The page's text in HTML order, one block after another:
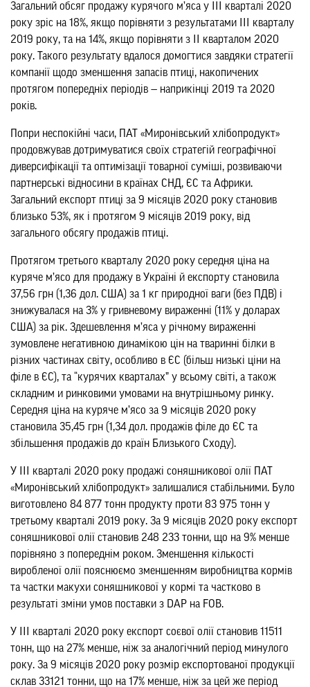
Загальний обсяг продажу курячого м’яса у ІІІ кварталі 2020
року зріс на 18%, якщо порівняти з результатами ІІІ кварталу
2019 року, та на 14%, якщо порівняти з ІІ кварталом 2020
року. Такого результату вдалося домогтися завдяки стратегії
компанії щодо зменшення запасів птиці, накопичених
протягом попередніх періодів — наприкінці 2019 та 2020
років.
Попри неспокійні часи, ПАТ «Миронівський хлібопродукт»
продовжував дотримуватися своїх стратегій географічної
диверсифікації та оптимізації товарної суміші, розвиваючи
партнерські відносини в країнах СНД, ЄС та Африки.
Загальний експорт птиці за 9 місяців 2020 року становив
близько 53%, як і протягом 9 місяців 2019 року, від
загального обсягу продажів птиці.
Протягом третього кварталу 2020 року середня ціна на
куряче м’ясо для продажу в Україні й експорту становила
37,56 грн (1,36 дол. США) за 1 кг природної ваги (без ПДВ) і
знижувалася на 3% у гривневому вираженні (11% у доларах
США) за рік. Здешевлення м’яса у річному вираженні
зумовлене негативною динамікою цін на тваринні білки в
різних частинах світу, особливо в ЄС (більш низькі ціни на
філе в ЄС), та “курячих кварталах” у всьому світі, а також
складним и ринковими умовами на внутрішньому ринку.
Середня ціна на куряче м’ясо за 9 місяців 2020 року
становила 35,45 грн (1,34 дол. продажів філе до ЄС та
збільшення продажів до країн Близького Сходу).
У ІІІ кварталі 2020 року продажі соняшникової олії ПАТ
«Миронівський хлібопродукт» залишалися стабільними. Було
виготовлено 84 877 тонн продукту проти 83 975 тонн у
третьому кварталі 2019 року. За 9 місяців 2020 року експорт
соняшникової олії становив 248 233 тонни, що на 9% менше
порівняно з попереднім роком. Зменшення кількості
виробленої олії пояснюємо зменшенням виробництва кормів
та частки макухи соняшникової у кормі та частково в
результаті зміни умов поставки з DAP на FOB.
У ІІІ кварталі 2020 року експорт соєвої олії становив 11511
тонн, що на 27% менше, ніж за аналогічний період минулого
року. За 9 місяців 2020 року розмір експортованої продукції
склав 33121 тонни, що на 17% менше, ніж за цей же період